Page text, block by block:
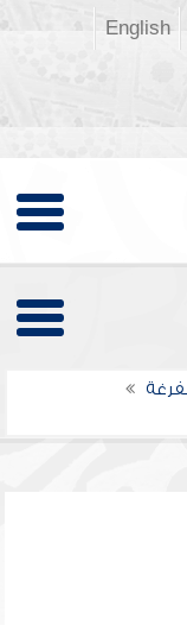
English